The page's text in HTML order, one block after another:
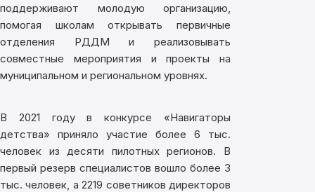
поддерживают молодую организацию,
помогая школам открывать первичные
отделения РДДМ и реализовывать
совместные мероприятия и проекты на
муниципальном и региональном уровнях.
В 2021 году в конкурсе «Навигаторы
детства» приняло участие более 6 тыс.
человек из десяти пилотных регионов. В
первый резерв специалистов вошло более 3
тыс. человек, а 2219 советников директоров